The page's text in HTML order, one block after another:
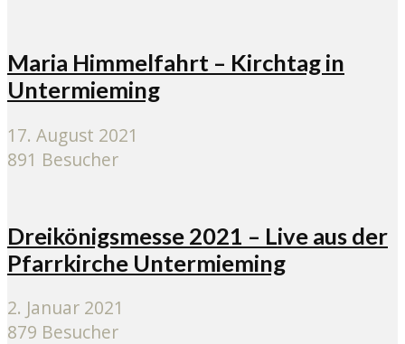
Maria Himmelfahrt – Kirchtag in
Untermieming
17. August 2021
891 Besucher
Dreikönigsmesse 2021 – Live aus der
Pfarrkirche Untermieming
2. Januar 2021
879 Besucher